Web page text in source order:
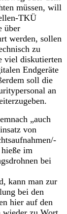
müssen, will
TKÜ
über
werden, sollen
zu
viel diskutierten
Endgeräte
soll die
an
„auch
von
im
bei
kann man zur
bei den
hier auf den